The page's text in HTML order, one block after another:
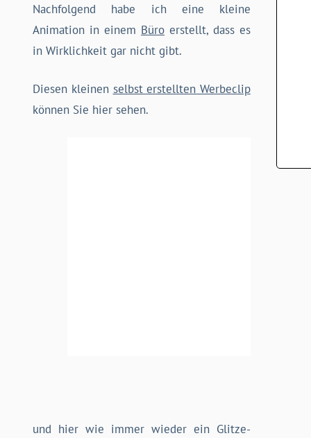
Nachfolgend habe ich eine kleine
Animation in einem Büro erstellt, dass es
in Wirklichkeit gar nicht gibt.
Diesen kleinen selbst erstellten Werbeclip
können Sie hier sehen.
und hier wie immer wieder ein Glitze-